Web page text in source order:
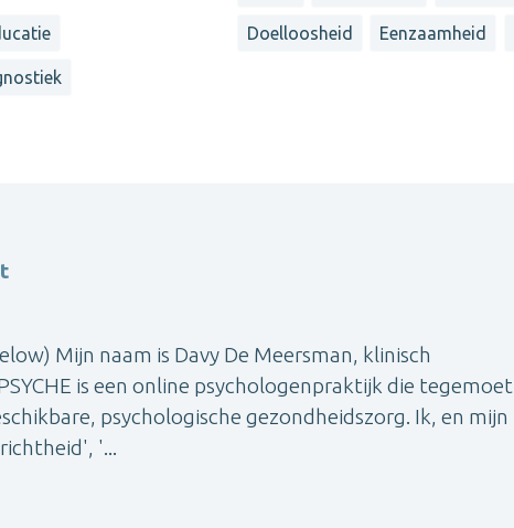
Doelloosheid Eenzaamheid
Mijn naam is Davy De Meersman, klinisch
is een online psychologenpraktijk die tegemoet
psychologische gezondheidszorg. Ik, en mijn
'...